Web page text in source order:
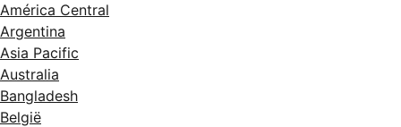
América Central
Argentina
Asia Pacific
Australia
Bangladesh
België